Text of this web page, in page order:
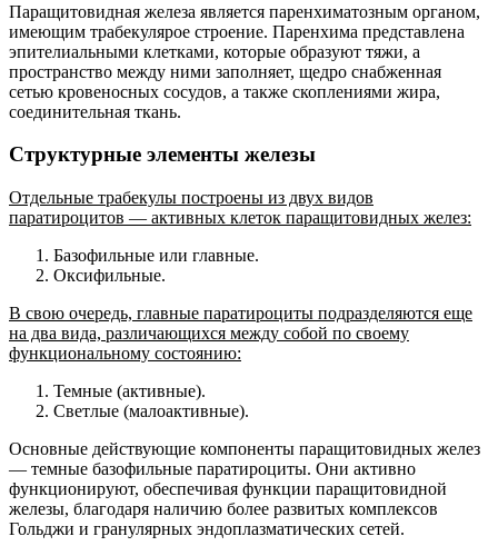
Паращитовидная железа является паренхиматозным органом,
имеющим трабекулярое строение. Паренхима представлена
эпителиальными клетками, которые образуют тяжи, а
пространство между ними заполняет, щедро снабженная
сетью кровеносных сосудов, а также скоплениями жира,
соединительная ткань.
Структурные элементы железы
Отдельные трабекулы построены из двух видов
паратироцитов — активных клеток паращитовидных желез:
Базофильные или главные.
Оксифильные.
В свою очередь, главные паратироциты подразделяются еще
на два вида, различающихся между собой по своему
функциональному состоянию:
Темные (активные).
Светлые (малоактивные).
Основные действующие компоненты паращитовидных желез
— темные базофильные паратироциты. Они активно
функционируют, обеспечивая функции паращитовидной
железы, благодаря наличию более развитых комплексов
Гольджи и гранулярных эндоплазматических сетей.